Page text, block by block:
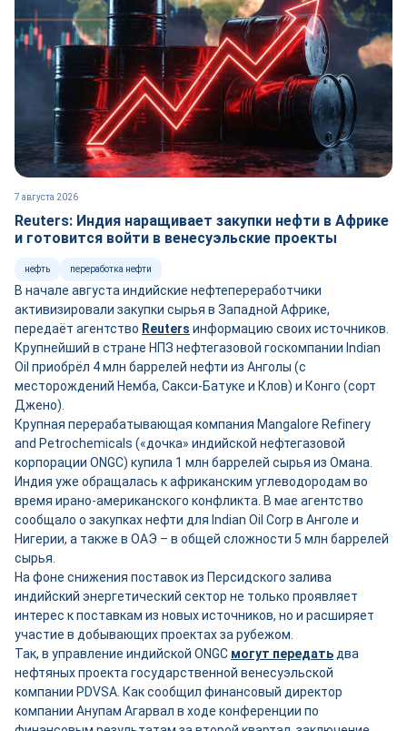
7 августа 2026
Reuters: Индия наращивает закупки нефти в Африке
и готовится войти в венесуэльские проекты
нефть переработка нефти
В начале августа индийские нефтепереработчики
активизировали закупки сырья в Западной Африке,
передаёт агентство Reuters информацию своих источников.
Крупнейший в стране НПЗ нефтегазовой госкомпании Indian
Oil приобрёл 4 млн баррелей нефти из Анголы (с
месторождений Немба, Сакси-Батуке и Клов) и Конго (сорт
Джено).
Крупная перерабатывающая компания Mangalore Refinery
and Petrochemicals («дочка» индийской нефтегазовой
корпорации ONGC) купила 1 млн баррелей сырья из Омана.
Индия уже обращалась к африканским углеводородам во
время ирано-американского конфликта. В мае агентство
сообщало о закупках нефти для Indian Oil Corp в Анголе и
Нигерии, а также в ОАЭ – в общей сложности 5 млн баррелей
сырья.
На фоне снижения поставок из Персидского залива
индийский энергетический сектор не только проявляет
интерес к поставкам из новых источников, но и расширяет
участие в добывающих проектах за рубежом.
Так, в управление индийской ONGC могут передать два
нефтяных проекта государственной венесуэльской
компании PDVSA. Как сообщил финансовый директор
компании Анупам Агарвал в ходе конференции по